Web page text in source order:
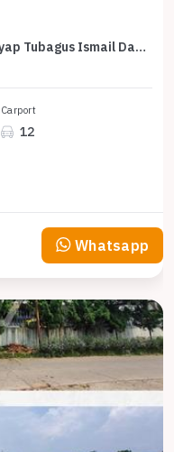
Jual Rugi Rumah Kost Di Sekelo Sayap Tubagus Ismail Dago Kota Bandung
Carport
12
Whatsapp